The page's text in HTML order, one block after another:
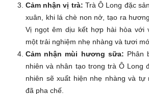
Cảm nhận vị trà: Trà Ô Long đặc
xuân, khi lá chè non nở, tạo ra
Vị ngọt êm dịu kết hợp hài hòa với
một trải nghiệm nhẹ nhàng và tươi
Cảm nhận mùi hương sữa: Phân
nhiên và nhân tạo trong trà Ô Long
nhiên sẽ xuất hiện nhẹ nhàng và tự
đã pha chế.